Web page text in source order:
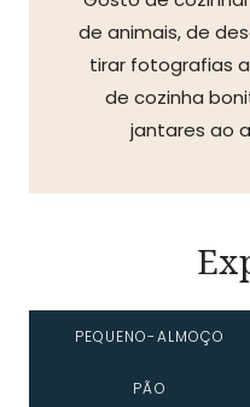
de animais, de
tirar fotografias
de cozinha
jantares ao
PEQUENO-ALMOÇO
PÃO